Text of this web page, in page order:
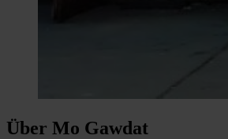
Über Mo Gawdat